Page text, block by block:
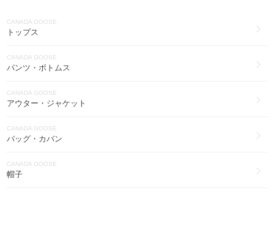
HYBRIDGE LITE
カーソン
CARSON
エクスペディション
EXPEDITION
シャトー
CHATEAU
メイトランド
MAITLAND
CANADA GOOSE
トップス
CANADA GOOSE
パンツ・ボトムス
CANADA GOOSE
アウター・ジャケット
CANADA GOOSE
バッグ・カバン
CANADA GOOSE
帽子